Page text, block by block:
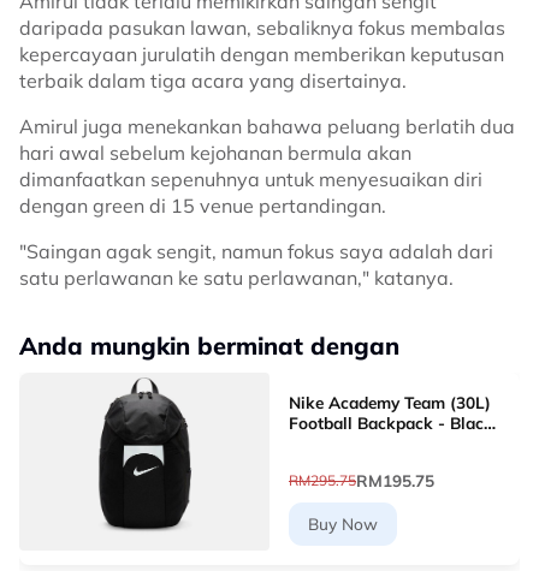
daripada pasukan lawan, sebaliknya fokus membalas
kepercayaan jurulatih dengan memberikan keputusan
terbaik dalam tiga acara yang disertainya.
Amirul juga menekankan bahawa peluang berlatih dua
hari awal sebelum kejohanan bermula akan
dimanfaatkan sepenuhnya untuk menyesuaikan diri
dengan green di 15 venue pertandingan.
"Saingan agak sengit, namun fokus saya adalah dari
satu perlawanan ke satu perlawanan," katanya.
Anda mungkin berminat dengan
Nike Academy Team (30L)
Football Backpack - Black
RM295.75RM195.75
Buy Now